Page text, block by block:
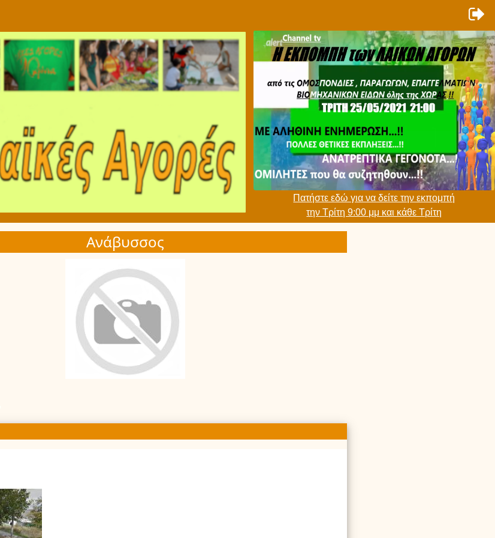
Πατήστε εδώ για να δείτε την εκπομπή
την Τρίτη 9:00 μμ και κάθε Τρίτη
Ανάβυσσος